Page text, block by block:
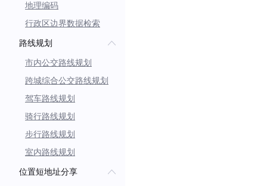
地理编码
行政区边界数据检索
路线规划
市内公交路线规划
跨城综合公交路线规划
驾车路线规划
骑行路线规划
步行路线规划
室内路线规划
位置短地址分享